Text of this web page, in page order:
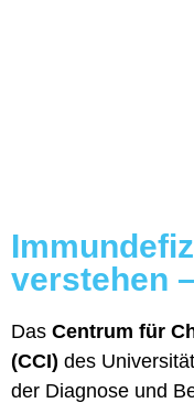
verstehen
Das Centrum für
(CCI) des
der Diagnose und